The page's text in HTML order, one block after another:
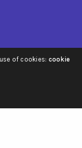
of cookies: cookie